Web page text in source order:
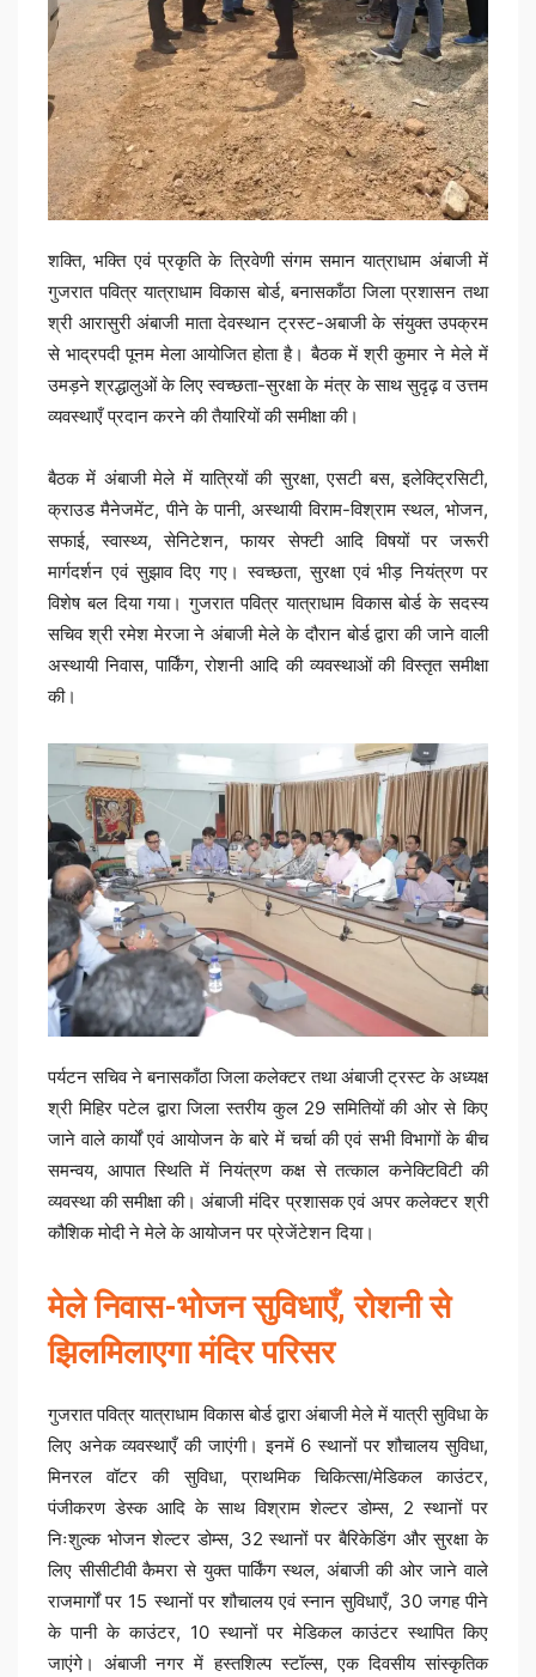
शक्ति, भक्ति एवं प्रकृति के त्रिवेणी संगम समान यात्राधाम अंबाजी में
गुजरात पवित्र यात्राधाम विकास बोर्ड, बनासकाँठा जिला प्रशासन तथा
श्री आरासुरी अंबाजी माता देवस्थान ट्रस्ट-अबाजी के संयुक्त उपक्रम
से भाद्रपदी पूनम मेला आयोजित होता है। बैठक में श्री कुमार ने मेले में
उमड़ने श्रद्धालुओं के लिए स्वच्छता-सुरक्षा के मंत्र के साथ सुदृढ़ व उत्तम
व्यवस्थाएँ प्रदान करने की तैयारियों की समीक्षा की।
बैठक में अंबाजी मेले में यात्रियों की सुरक्षा, एसटी बस, इलेक्ट्रिसिटी,
क्राउड मैनेजमेंट, पीने के पानी, अस्थायी विराम-विश्राम स्थल, भोजन,
सफाई, स्वास्थ्य, सेनिटेशन, फायर सेफ्टी आदि विषयों पर जरूरी
मार्गदर्शन एवं सुझाव दिए गए। स्वच्छता, सुरक्षा एवं भीड़ नियंत्रण पर
विशेष बल दिया गया। गुजरात पवित्र यात्राधाम विकास बोर्ड के सदस्य
सचिव श्री रमेश मेरजा ने अंबाजी मेले के दौरान बोर्ड द्वारा की जाने वाली
अस्थायी निवास, पार्किंग, रोशनी आदि की व्यवस्थाओं की विस्तृत समीक्षा
की।
पर्यटन सचिव ने बनासकाँठा जिला कलेक्टर तथा अंबाजी ट्रस्ट के अध्यक्ष
श्री मिहिर पटेल द्वारा जिला स्तरीय कुल 29 समितियों की ओर से किए
जाने वाले कार्यों एवं आयोजन के बारे में चर्चा की एवं सभी विभागों के बीच
समन्वय, आपात स्थिति में नियंत्रण कक्ष से तत्काल कनेक्टिविटी की
व्यवस्था की समीक्षा की। अंबाजी मंदिर प्रशासक एवं अपर कलेक्टर श्री
कौशिक मोदी ने मेले के आयोजन पर प्रेजेंटेशन दिया।
मेले निवास-भोजन सुविधाएँ, रोशनी से
झिलमिलाएगा मंदिर परिसर
गुजरात पवित्र यात्राधाम विकास बोर्ड द्वारा अंबाजी मेले में यात्री सुविधा के
लिए अनेक व्यवस्थाएँ की जाएंगी। इनमें 6 स्थानों पर शौचालय सुविधा,
मिनरल वॉटर की सुविधा, प्राथमिक चिकित्सा/मेडिकल काउंटर,
पंजीकरण डेस्क आदि के साथ विश्राम शेल्टर डोम्स, 2 स्थानों पर
निःशुल्क भोजन शेल्टर डोम्स, 32 स्थानों पर बैरिकेडिंग और सुरक्षा के
लिए सीसीटीवी कैमरा से युक्त पार्किंग स्थल, अंबाजी की ओर जाने वाले
राजमार्गों पर 15 स्थानों पर शौचालय एवं स्नान सुविधाएँ, 30 जगह पीने
के पानी के काउंटर, 10 स्थानों पर मेडिकल काउंटर स्थापित किए
जाएंगे। अंबाजी नगर में हस्तशिल्प स्टॉल्स, एक दिवसीय सांस्कृतिक